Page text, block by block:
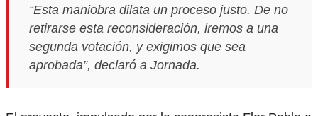
“Esta maniobra dilata un proceso justo. De no
retirarse esta reconsideración, iremos a una
segunda votación, y exigimos que sea
aprobada”, declaró a Jornada.